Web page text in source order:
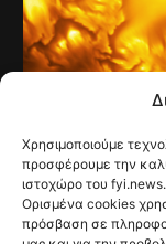
Χρησιμοποιούμε
προσφέρουμε την
ιστοχώρο του fyi.news.
Ορισμένα cookies
πρόσβαση σε